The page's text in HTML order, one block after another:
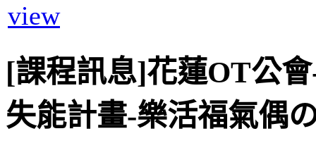
view
[課程訊息]花蓮OT公
失能計畫-樂活福氣偶